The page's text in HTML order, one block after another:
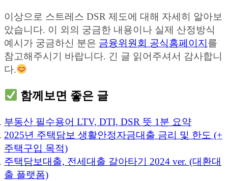
이상으로 스트레스 DSR 제도에 대해 자세히 알아보
았습니다. 이 외의 궁금한 내용이나 실제 산정방식
예시가 궁금하신 분은 금융위원회 공식홈페이지 를
참고해주시기 바랍니다. 긴 글 읽어주셔서 감사합니
다.
함께보면 좋은 글
부동산 필수용어 LTV, DTI, DSR 뜻 1분 요약
2025년 주택담보 생활안정자금대출 금리 및 한도 (+
주택구입 목적)
주택담보대출, 전세대출 갈아타기 2024 ver. (대환대
출 플랫폼)